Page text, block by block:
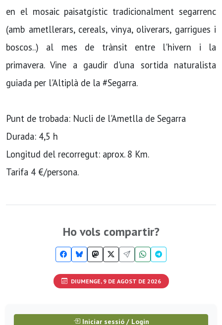
en el mosaic paisatgístic tradicionalment segarrenc
(amb ametllerars, cereals, vinya, oliverars, garrigues i
boscos..) al mes de trànsit entre l'hivern i la
primavera. Vine a gaudir d'una sortida naturalista
guiada per l'Altiplà de la #Segarra.
Punt de trobada: Nucli de l'Ametlla de Segarra
Durada: 4,5 h
Longitud del recorregut: aprox. 8 Km.
Tarifa 4 €/persona.
Ho vols compartir?
DIUMENGE, 9 DE AGOST DE 2026
Iniciar sessió / Login